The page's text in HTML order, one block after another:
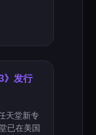
》发行
天堂新专
已在美国